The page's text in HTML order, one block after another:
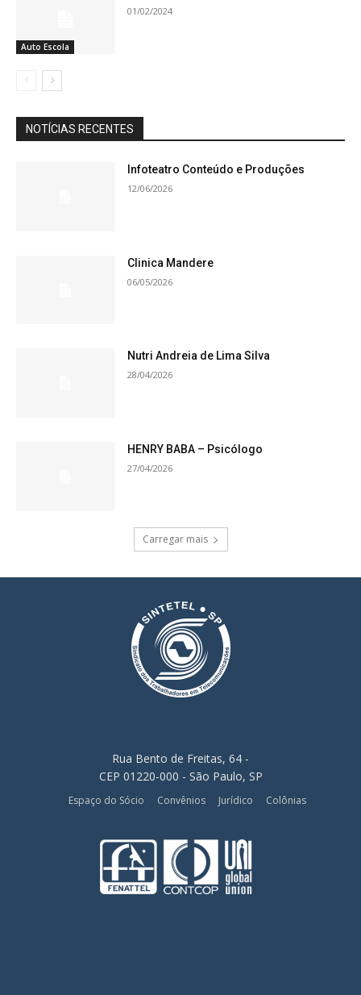
Auto Escola
01/02/2024
NOTÍCIAS RECENTES
Infoteatro Conteúdo e Produções
12/06/2026
Clinica Mandere
06/05/2026
Nutri Andreia de Lima Silva
28/04/2026
HENRY BABA – Psicólogo
27/04/2026
Carregar mais
Rua Bento de Freitas, 64 -
CEP 01220-000 - São Paulo, SP
Espaço do Sócio Convênios Jurídico Colônias